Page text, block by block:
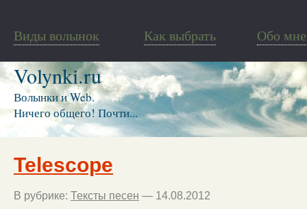
Виды волынок Как выбрать Обо мне
Volynki.ru
Волынки и Web.
Ничего общего! Почти...
Telescope
В рубрике: Тексты песен — 14.08.2012